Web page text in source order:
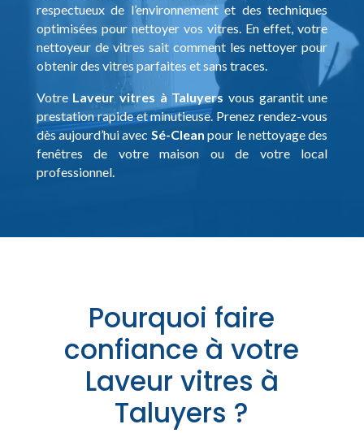
respectueux de l’environnement et des techniques
optimisées pour nettoyer vos vitres. En effet, votre
nettoyeur de vitres sait comment les nettoyer pour
obtenir des vitres parfaites et sans traces.
Votre Laveur vitres à Taluyers vous garantit une
prestation rapide et minutieuse. Prenez rendez-vous
dès aujourd’hui avec Sé-Clean pour le nettoyage des
fenêtres de votre maison ou de votre local
professionnel.
Pourquoi faire
confiance à votre
Laveur vitres à
Taluyers ?